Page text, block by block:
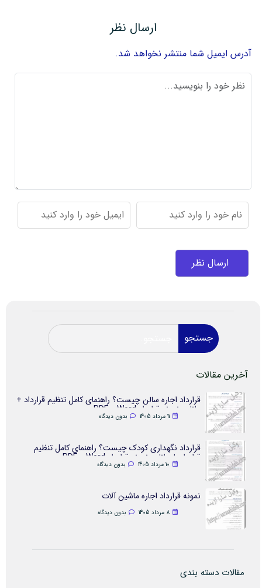
ارسال نظر
آدرس ایمیل شما منتشر نخواهد شد.
جستجو
آخرین مقالات
قرارداد اجاره سالن چیست؟ راهنمای کامل تنظیم قرارداد +
دانلود نمونه قرارداد Word و PDF
11 مرداد 1405 بدون دیدگاه
قرارداد نگهداری کودک چیست؟ راهنمای کامل تنظیم
قرارداد + دانلود نمونه قرارداد Word و PDF
10 مرداد 1405 بدون دیدگاه
نمونه قرارداد اجاره ماشین آلات
8 مرداد 1405 بدون دیدگاه
مقالات دسته بندی